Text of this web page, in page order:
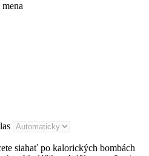
siahať po kalorických bombách